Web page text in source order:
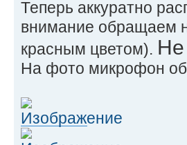
Теперь аккуратно
внимание обращаем
красным цветом). Не
На фото микрофон